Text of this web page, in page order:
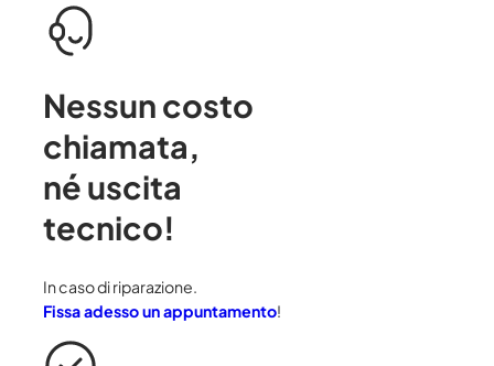
Nessun costo
chiamata,
né uscita
tecnico!
In caso di riparazione.
Fissa adesso un appuntamento!